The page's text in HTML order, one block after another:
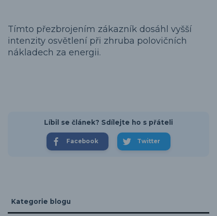
Kategorie blogu
Tímto přezbrojením zákazník dosáhl vyšší
intenzity osvětlení při zhruba polovičních
nákladech za energii.
Líbil se článek? Sdílejte ho s přáteli
Facebook Twitter